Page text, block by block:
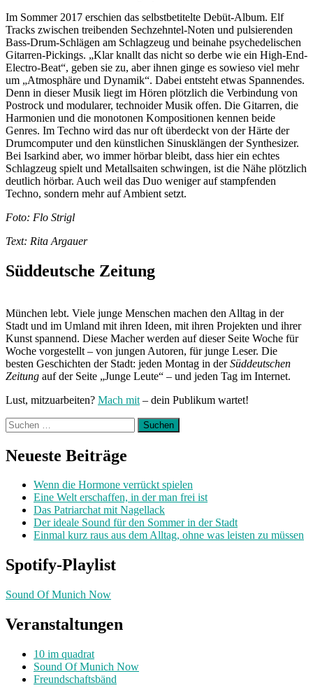
Im Sommer 2017 erschien das selbstbetitelte Debüt-Album. Elf
Tracks zwischen treibenden Sechzehntel-Noten und pulsierenden
Bass-Drum-Schlägen am Schlagzeug und beinahe psychedelischen
Gitarren-Pickings. „Klar knallt das nicht so derbe wie ein High-End-
Electro-Beat“, geben sie zu, aber ihnen ginge es sowieso viel mehr
um „Atmosphäre und Dynamik“. Dabei entsteht etwas Spannendes.
Denn in dieser Musik liegt im Hören plötzlich die Verbindung von
Postrock und modularer, technoider Musik offen. Die Gitarren, die
Harmonien und die monotonen Kompositionen kennen beide
Genres. Im Techno wird das nur oft überdeckt von der Härte der
Drumcomputer und den künstlichen Sinusklängen der Synthesizer.
Bei Isarkind aber, wo immer hörbar bleibt, dass hier ein echtes
Schlagzeug spielt und Metallsaiten schwingen, ist die Nähe plötzlich
deutlich hörbar. Auch weil das Duo weniger auf stampfenden
Techno, sondern mehr auf Ambient setzt.
Foto: Flo Strigl
Text: Rita Argauer
Süddeutsche Zeitung
München lebt. Viele junge Menschen machen den Alltag in der
Stadt und im Umland mit ihren Ideen, mit ihren Projekten und ihrer
Kunst spannend. Diese Macher werden auf dieser Seite Woche für
Woche vorgestellt – von jungen Autoren, für junge Leser. Die
besten Geschichten der Stadt: jeden Montag in derSüddeutschen
Zeitung auf der Seite „Junge Leute“ – und jeden Tag im Internet.
Lust, mitzuarbeiten? Mach mit – dein Publikum wartet!
Suchen
nach:
Neueste Beiträge
Wenn die Hormone verrückt spielen
Eine Welt erschaffen, in der man frei ist
Das Patriarchat mit Nagellack
Der ideale Sound für den Sommer in der Stadt
Einmal kurz raus aus dem Alltag, ohne was leisten zu müssen
Spotify-Playlist
Sound Of Munich Now
Veranstaltungen
10 im quadrat
Sound Of Munich Now
Freundschaftsbänd